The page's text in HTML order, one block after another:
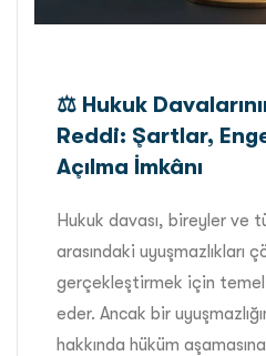
⚖️ Hukuk
Reddi: Şartlar,
Açılma İmkânı
Hukuk davası, bireyler ve
arasındaki uyuşmazlıkları
gerçekleştirmek için temel
eder. Ancak bir
hakkında hüküm